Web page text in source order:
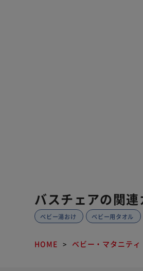
バスチェアの関
ベビー湯おけ ベビー用タオル
HOME ベビー・マタニティ